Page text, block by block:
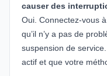
causer des
Oui. Connectez-vous
qu’il n’y a pas de
suspension de
actif et que votre